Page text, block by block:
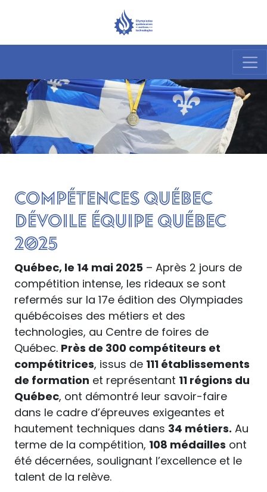
COMPÉTENCES QUÉBEC
DÉVOILE ÉQUIPE QUÉBEC
2025
Québec, le 14 mai 2025 – Après 2 jours de
compétition intense, les rideaux se sont
refermés sur la 17e édition des Olympiades
québécoises des métiers et des
technologies, au Centre de foires de
Québec. Près de 300 compétiteurs et
compétitrices, issus de 111 établissements
de formation et représentant 11 régions du
Québec, ont démontré leur savoir-faire
dans le cadre d’épreuves exigeantes et
hautement techniques dans 34 métiers. Au
terme de la compétition, 108 médailles ont
été décernées, soulignant l’excellence et le
talent de la relève.